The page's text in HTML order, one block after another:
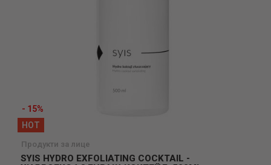
- 15%
HOT
Продукти за лице
SYIS HYDRO EXFOLIATING COCKTAIL -